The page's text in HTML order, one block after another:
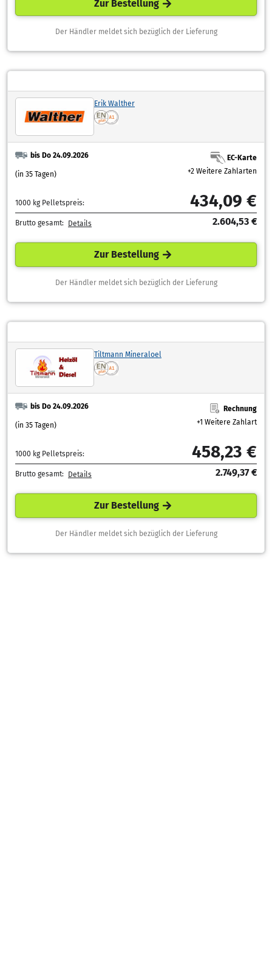
Zur Bestellung
Der Händler meldet sich bezüglich der Lieferung
Erik Walther
bis Do 24.09.2026
(in 35 Tagen)
EC-Karte
+2 Weitere Zahlarten
1000 kg Pelletspreis: 434,09 €
Brutto gesamt: Details 2.604,53 €
Zur Bestellung
Der Händler meldet sich bezüglich der Lieferung
Tiltmann Mineraloel
bis Do 24.09.2026
(in 35 Tagen)
Rechnung
+1 Weitere Zahlart
1000 kg Pelletspreis: 458,23 €
Brutto gesamt: Details 2.749,37 €
Zur Bestellung
Der Händler meldet sich bezüglich der Lieferung